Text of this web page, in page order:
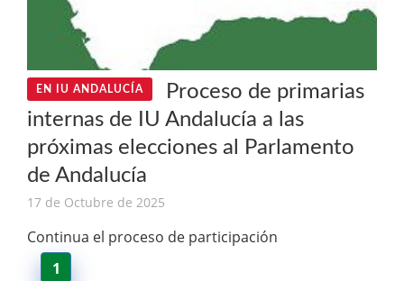
EN IU ANDALUCÍA
Proceso de primarias
internas de IU Andalucía a las
próximas elecciones al Parlamento
de Andalucía
17 de Octubre de 2025
Continua el proceso de participación
1